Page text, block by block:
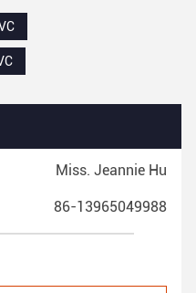
Miss. Jeannie Hu
86-13965049988